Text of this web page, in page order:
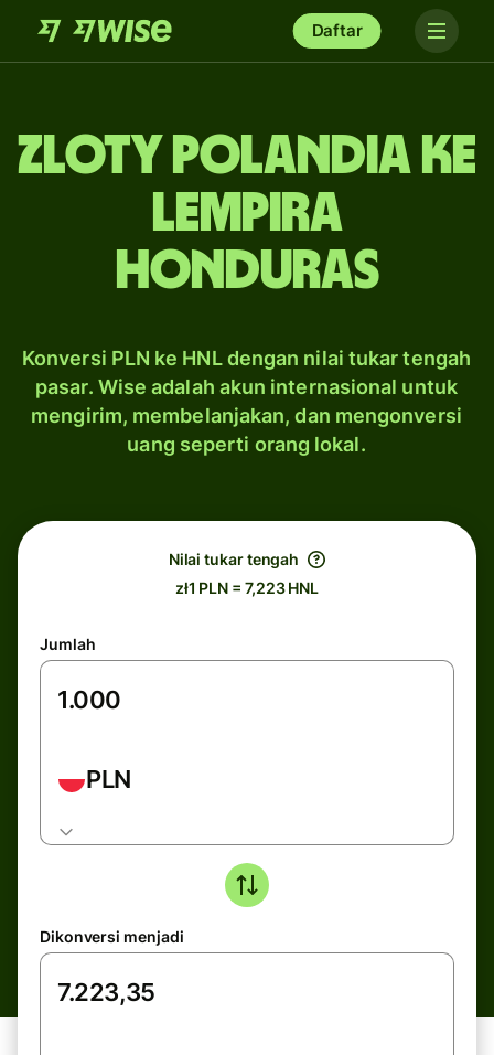
Daftar
zloty Polandia ke
lempira
Honduras
Konversi PLN ke HNL dengan nilai tukar tengah
pasar. Wise adalah akun internasional untuk
mengirim, membelanjakan, dan mengonversi
uang seperti orang lokal.
Nilai tukar tengah
zł1 PLN = 7,223 HNL
Jumlah
PLN
Dikonversi menjadi